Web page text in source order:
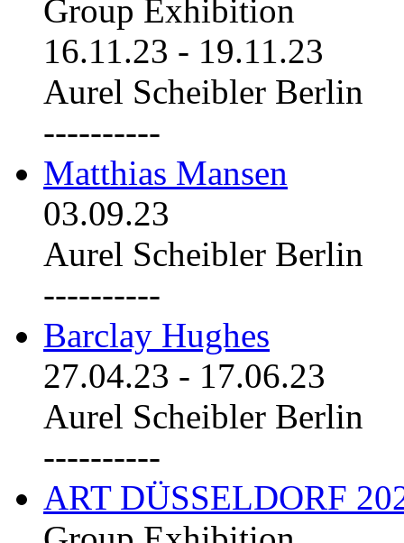
Group Exhibition
16.11.23 - 19.11.23
Aurel Scheibler Berlin
----------
Matthias Mansen
03.09.23
Aurel Scheibler Berlin
----------
Barclay Hughes
27.04.23 - 17.06.23
Aurel Scheibler Berlin
----------
ART DÜSSELDORF